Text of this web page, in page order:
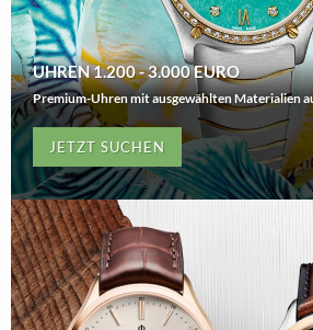
UHREN 1.200 - 3.000 EURO
Premium-Uhren mit ausgewählten Materialien
JETZT SUCHEN